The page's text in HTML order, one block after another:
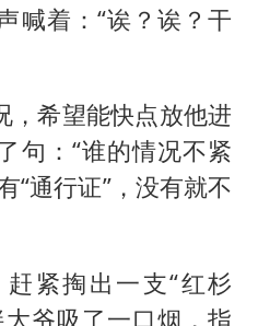
喊着：“诶？诶？干
，希望能快点放他进
句：“谁的情况不紧
“通行证”，没有就不
紧掏出一支“红杉
爷吸了一口烟，指